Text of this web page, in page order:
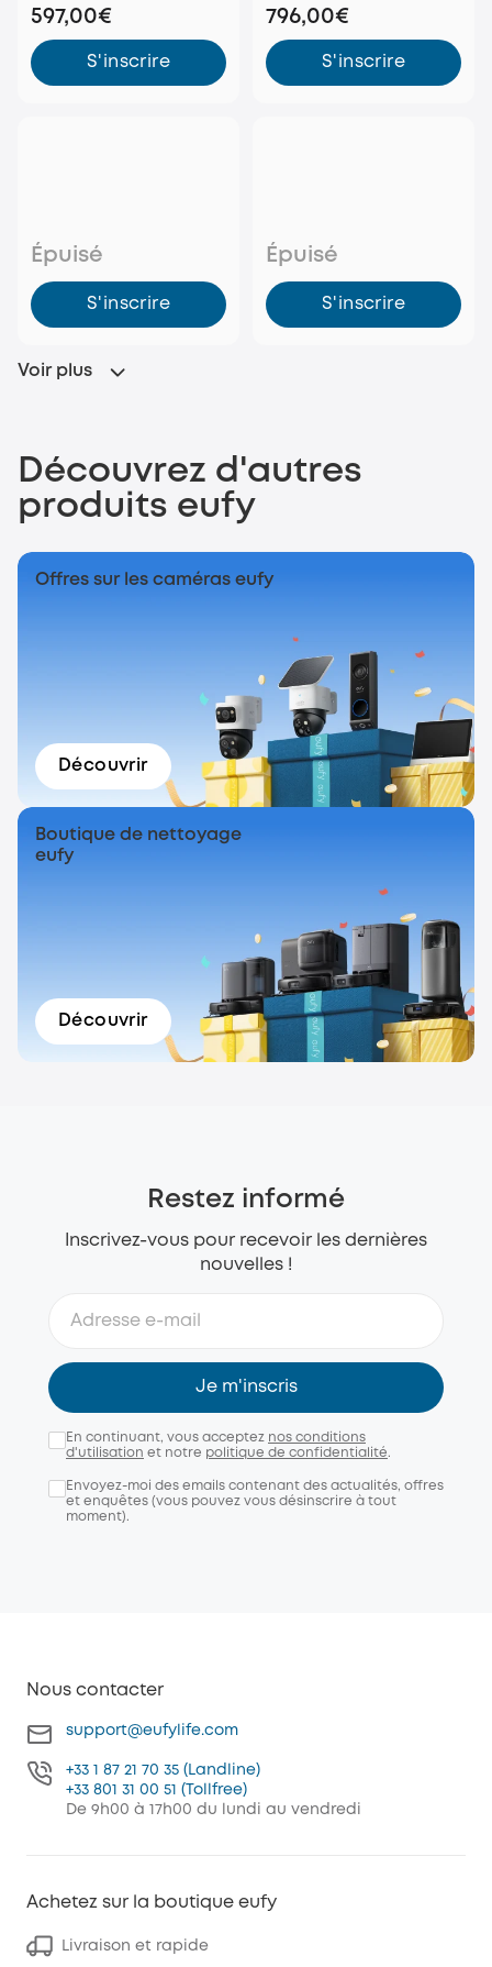
597,00€
S'inscrire
additionnelles (pack de
796,00€
S'inscrire
Épuisé
S'inscrire
Épuisé
S'inscrire
Voir plus
Découvrez d'autres
produits eufy
Offres sur les caméras eufy
Découvrir
Boutique de nettoyage
eufy
Découvrir
Restez informé
Inscrivez-vous pour recevoir les dernières
nouvelles !
Je m'inscris
En continuant, vous acceptez nos conditions
d'utilisation et notre politique de confidentialité.
Envoyez-moi des emails contenant des actualités, offres
et enquêtes (vous pouvez vous désinscrire à tout
moment).
Nous contacter
support@eufylife.com
+33 1 87 21 70 35 (Landline)
+33 801 31 00 51 (Tollfree)
De 9h00 à 17h00 du lundi au vendredi
Achetez sur la boutique eufy
Livraison et rapide